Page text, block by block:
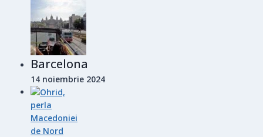
Barcelona
14 noiembrie 2024